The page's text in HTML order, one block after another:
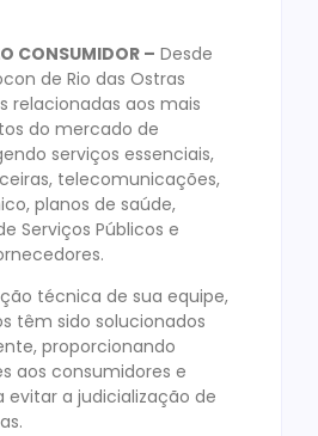
CONSUMIDOR – Desde
de Rio das Ostras
relacionadas aos mais
do mercado de
serviços essenciais,
telecomunicações,
planos de saúde,
Serviços Públicos e
técnica de sua equipe,
têm sido solucionados
proporcionando
aos consumidores e
evitar a judicialização de